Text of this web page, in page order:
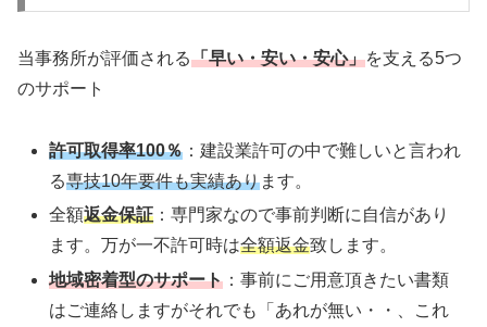
当事務所が評価される「早い・安い・安心」を支える5つ
のサポート
許可取得率100％ ：建設業許可の中で難しいと言われ
る専技10年要件も実績あります。
全額返金保証 ：専門家なので事前判断に自信があり
ます。万が一不許可時は全額返金致します。
地域密着型のサポート ：事前にご用意頂きたい書類
はご連絡しますがそれでも「あれが無い・・、これ